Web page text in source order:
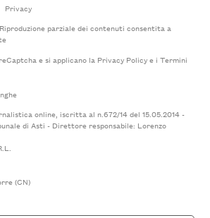
Privacy
parziale dei contenuti consentita a
e si applicano la Privacy Policye i Termini
online, iscritta al n.672/14 del 15.05.2014 -
di Asti - Direttore responsabile: Lorenzo
(CN)